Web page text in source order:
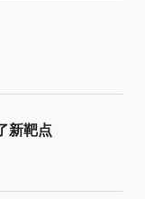
新靶点